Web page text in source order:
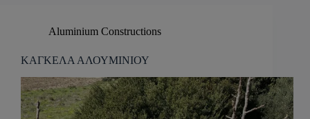
Aluminium Constructions
ΚΑΓΚΕΛΑ ΑΛΟΥΜΙΝΙΟΥ